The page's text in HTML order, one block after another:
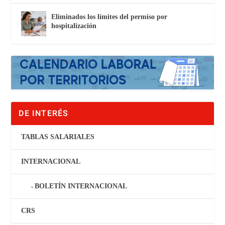
Eliminados los límites del permiso por
hospitalización
DE INTERÉS
TABLAS SALARIALES
INTERNACIONAL
BOLETÍN INTERNACIONAL
CRS